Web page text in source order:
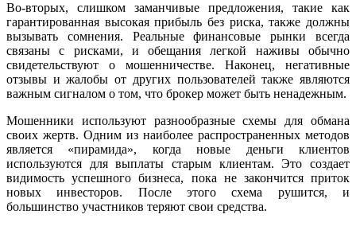
Во-вторых, слишком заманчивые предложения, такие как
гарантированная высокая прибыль без риска, также должны
вызывать сомнения. Реальные финансовые рынки всегда
связаны с рисками, и обещания легкой наживы обычно
свидетельствуют о мошенничестве. Наконец, негативные
отзывы и жалобы от других пользователей также являются
важным сигналом о том, что брокер может быть ненадежным.
Мошенники используют разнообразные схемы для обмана
своих жертв. Одним из наиболее распространенных методов
является «пирамида», когда новые деньги клиентов
используются для выплаты старым клиентам. Это создает
видимость успешного бизнеса, пока не закончится приток
новых инвесторов. После этого схема рушится, и
большинство участников теряют свои средства.